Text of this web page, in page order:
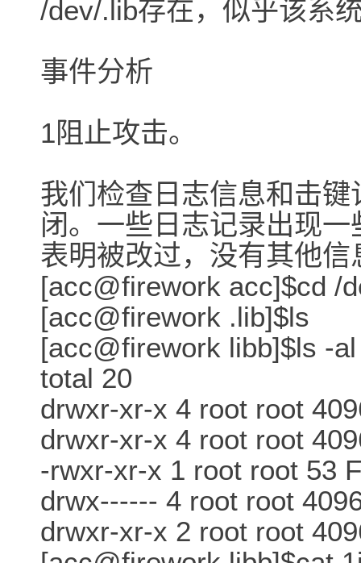
/dev/.lib存在，似乎该系
事件分析
1阻止攻击。
我们检查日志信息和击
闭。一些日志记录出现一
表明被改过，没有其他
[acc@firework acc]$cd /
[acc@firework .lib]$ls
[acc@firework libb]$ls -al
total 20
drwxr-xr-x 4 root root
drwxr-xr-x 4 root root
-rwxr-xr-x 1 root root 53
drwx------ 4 root root
drwxr-xr-x 2 root root